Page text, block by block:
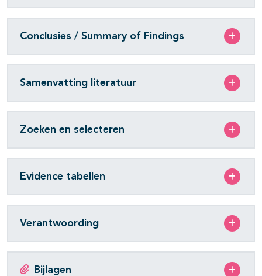
Conclusies / Summary of Findings
Samenvatting literatuur
Zoeken en selecteren
Evidence tabellen
Verantwoording
Bijlagen